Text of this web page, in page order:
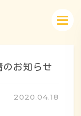
のお知らせ
2020.04.18